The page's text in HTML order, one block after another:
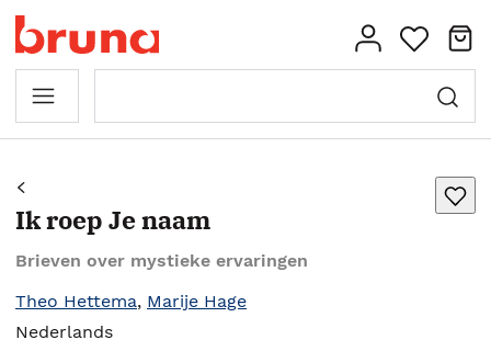
Ik roep Je naam
Brieven over mystieke ervaringen
Theo Hettema, Marije Hage
Nederlands